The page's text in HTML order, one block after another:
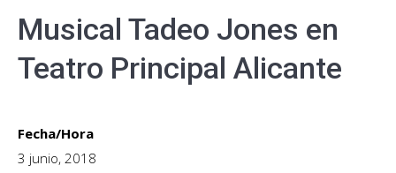
Musical Tadeo Jones en
Teatro Principal Alicante
Fecha/Hora
3 junio, 2018